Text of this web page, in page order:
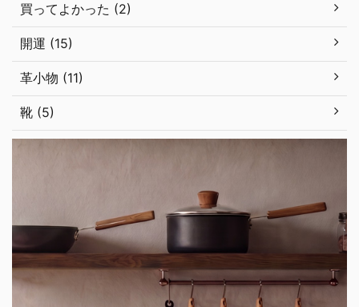
買ってよかった (2)
開運 (15)
革小物 (11)
靴 (5)